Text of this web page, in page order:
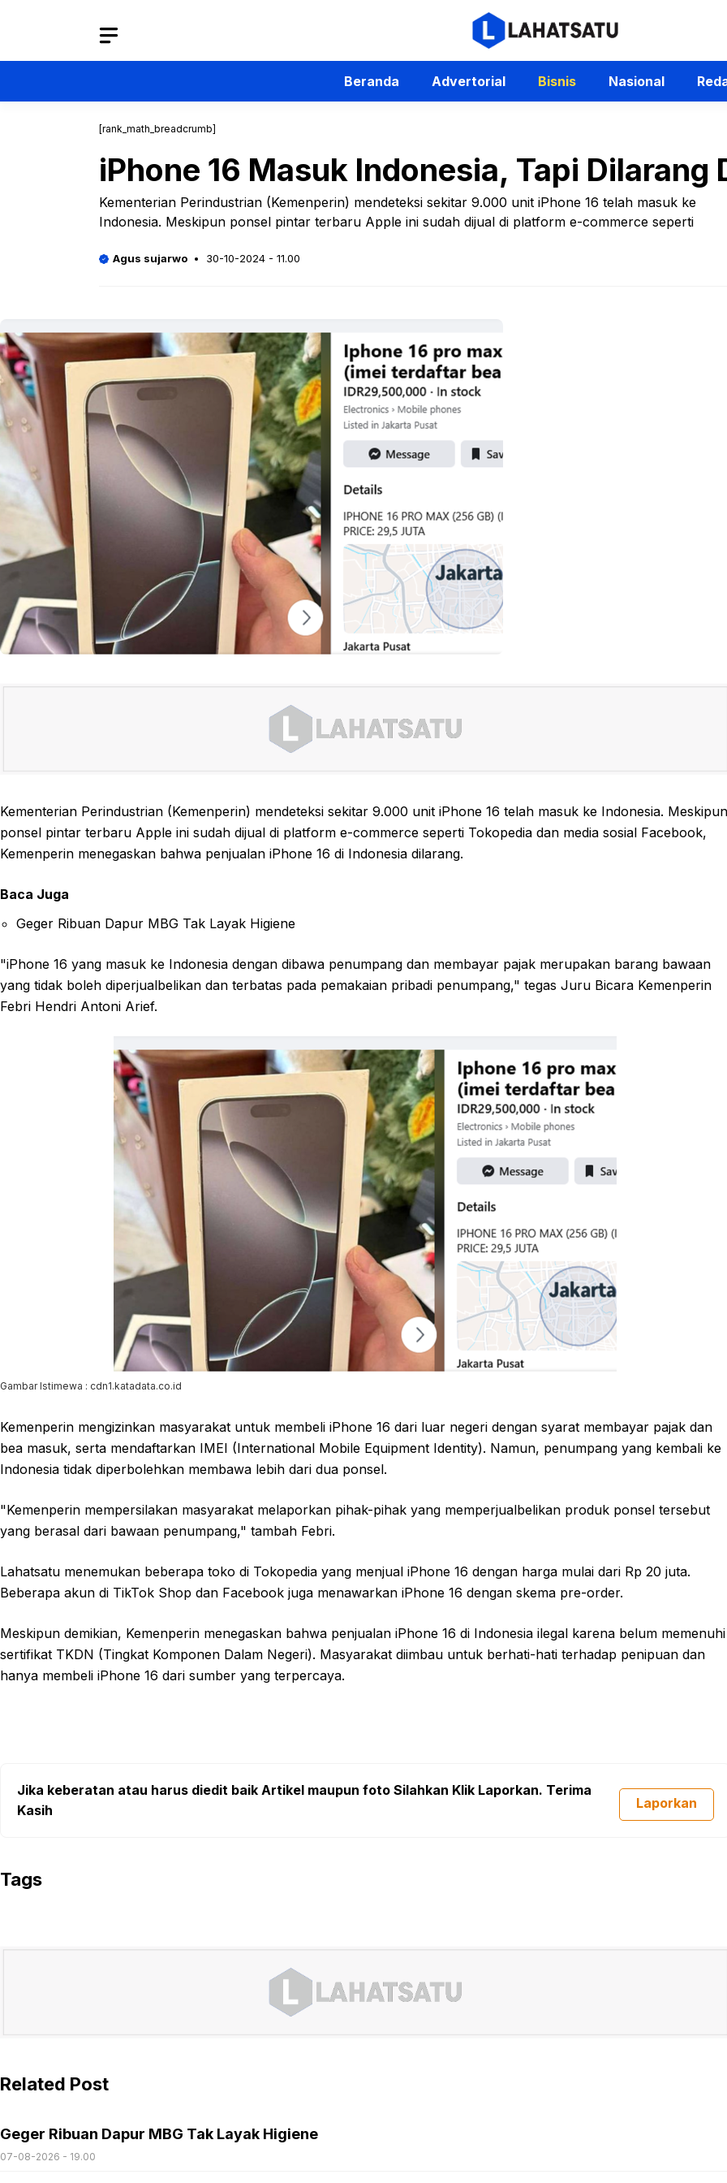
Beranda Advertorial Bisnis Nasional
[rank_math_breadcrumb]
iPhone 16 Masuk Indonesia, Tapi Dilarang
Kementerian Perindustrian (Kemenperin) mendeteksi sekitar 9.000 unit iPhone 16 telah masuk ke
Indonesia. Meskipun ponsel pintar terbaru Apple ini sudah dijual di platform e-commerce seperti
Agus sujarwo 30-10-2024 - 11.00
Kementerian Perindustrian (Kemenperin) mendeteksi sekitar 9.000 unit iPhone 16 telah masuk ke Indonesia. Meskipun
ponsel pintar terbaru Apple ini sudah dijual di platform e-commerce seperti Tokopedia dan media sosial Facebook,
Kemenperin menegaskan bahwa penjualan iPhone 16 di Indonesia dilarang.
Baca Juga
Geger Ribuan Dapur MBG Tak Layak Higiene
"iPhone 16 yang masuk ke Indonesia dengan dibawa penumpang dan membayar pajak merupakan barang bawaan
yang tidak boleh diperjualbelikan dan terbatas pada pemakaian pribadi penumpang," tegas Juru Bicara Kemenperin
Febri Hendri Antoni Arief.
Gambar Istimewa : cdn1.katadata.co.id
Kemenperin mengizinkan masyarakat untuk membeli iPhone 16 dari luar negeri dengan syarat membayar pajak dan
bea masuk, serta mendaftarkan IMEI (International Mobile Equipment Identity). Namun, penumpang yang kembali ke
Indonesia tidak diperbolehkan membawa lebih dari dua ponsel.
"Kemenperin mempersilakan masyarakat melaporkan pihak-pihak yang memperjualbelikan produk ponsel tersebut
yang berasal dari bawaan penumpang," tambah Febri.
Lahatsatu menemukan beberapa toko di Tokopedia yang menjual iPhone 16 dengan harga mulai dari Rp 20 juta.
Beberapa akun di TikTok Shop dan Facebook juga menawarkan iPhone 16 dengan skema pre-order.
Meskipun demikian, Kemenperin menegaskan bahwa penjualan iPhone 16 di Indonesia ilegal karena belum memenuhi
sertifikat TKDN (Tingkat Komponen Dalam Negeri). Masyarakat diimbau untuk berhati-hati terhadap penipuan dan
hanya membeli iPhone 16 dari sumber yang terpercaya.
Jika keberatan atau harus diedit baik Artikel maupun foto Silahkan Klik Laporkan. Terima
Kasih
Laporkan
Tags
Related Post
Geger Ribuan Dapur MBG Tak Layak Higiene
07-08-2026 - 19.00